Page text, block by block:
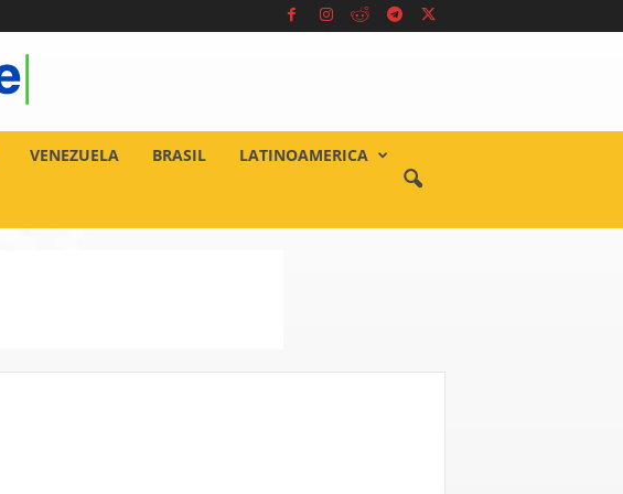
VENEZUELA BRASIL LATINOAMERICA